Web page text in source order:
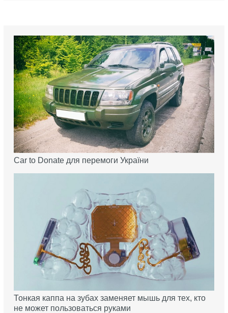
Car to Donate для перемоги України
Тонкая каппа на зубах заменяет мышь для тех, кто
не может пользоваться руками